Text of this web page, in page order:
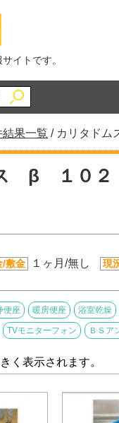
イトです。
果一覧 / カリタド
β １０２
/敷金 １ヶ月/無し 現
便座 暖房便座 浴室乾燥
TVモニターフォン ＢＳア
く表示されます。